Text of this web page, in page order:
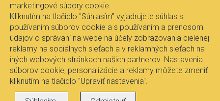
marketingové súbory cookie.
Kliknutím na tlačidlo "Súhlasím" vyjadrujete súhlas s
používaním súborov cookie a s používaním a prenosom
údajov o správaní na webe na účely zobrazovania cielenej
reklamy na sociálnych sieťach a v reklamných sieťach na
iných webových stránkach našich partnerov. Nastavenia
súborov cookie, personalizácie a reklamy môžete zmeniť
kliknutím na tlačidlo "Upraviť nastavenia".